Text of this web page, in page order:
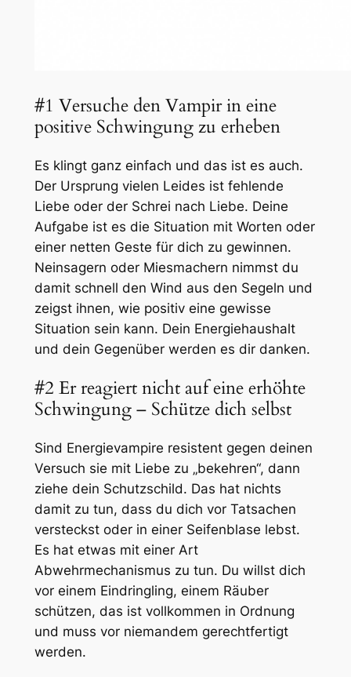
#1 Versuche den Vampir in eine
positive Schwingung zu erheben
Es klingt ganz einfach und das ist es auch.
Der Ursprung vielen Leides ist fehlende
Liebe oder der Schrei nach Liebe. Deine
Aufgabe ist es die Situation mit Worten oder
einer netten Geste für dich zu gewinnen.
Neinsagern oder Miesmachern nimmst du
damit schnell den Wind aus den Segeln und
zeigst ihnen, wie positiv eine gewisse
Situation sein kann. Dein Energiehaushalt
und dein Gegenüber werden es dir danken.
#2 Er reagiert nicht auf eine erhöhte
Schwingung – Schütze dich selbst
Sind Energievampire resistent gegen deinen
Versuch sie mit Liebe zu „bekehren“, dann
ziehe dein Schutzschild. Das hat nichts
damit zu tun, dass du dich vor Tatsachen
versteckst oder in einer Seifenblase lebst.
Es hat etwas mit einer Art
Abwehrmechanismus zu tun. Du willst dich
vor einem Eindringling, einem Räuber
schützen, das ist vollkommen in Ordnung
und muss vor niemandem gerechtfertigt
werden.